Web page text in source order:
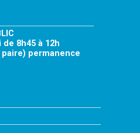
8h45 à 12h
permanence